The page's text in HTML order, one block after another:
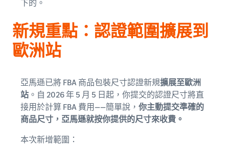
下的。
新規重點：認證範圍擴展到
歐洲站
亞馬遜已將 FBA 商品包裝尺寸認證新規擴展至歐洲
站 。自 2026 年 5 月 5 日起，你提交的認證尺寸將直
接用於計算 FBA 費用——簡單說， 你主動提交準確的
商品尺寸，亞馬遜就按你提供的尺寸來收費。
本次新增範圍：